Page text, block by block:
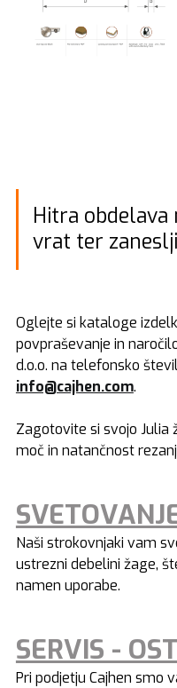
Hitra obdelava
vrat ter
Oglejte si kataloge
povpraševanje in
d.o.o. na telefonsko
info@cajhen.com.
Zagotovite si svojo Julia
moč in natančnost
Naši strokovnjaki vam
ustrezni debelini žage,
namen uporabe.
SERVIS -
Pri podjetju Cajhen smo